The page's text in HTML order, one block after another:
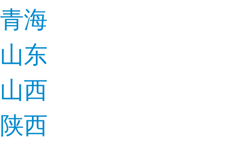
青海
山东
山西
陕西